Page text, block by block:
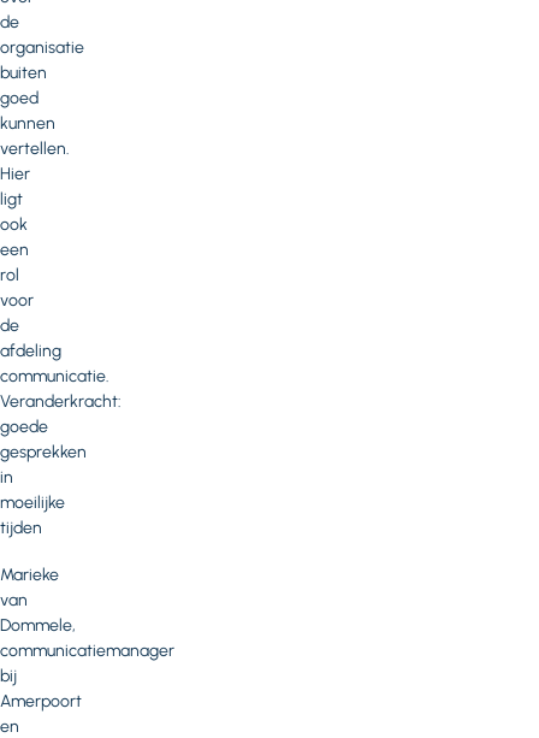
de
organisatie
buiten
goed
kunnen
vertellen.
Hier
ligt
ook
een
rol
voor
de
afdeling
communicatie.
Veranderkracht:
goede
gesprekken
in
moeilijke
tijden
Marieke
van
Dommele,
communicatiemanager
bij
Amerpoort
en